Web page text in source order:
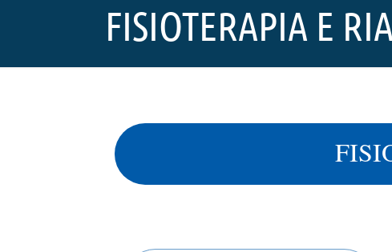
FISIOTERAPIA E